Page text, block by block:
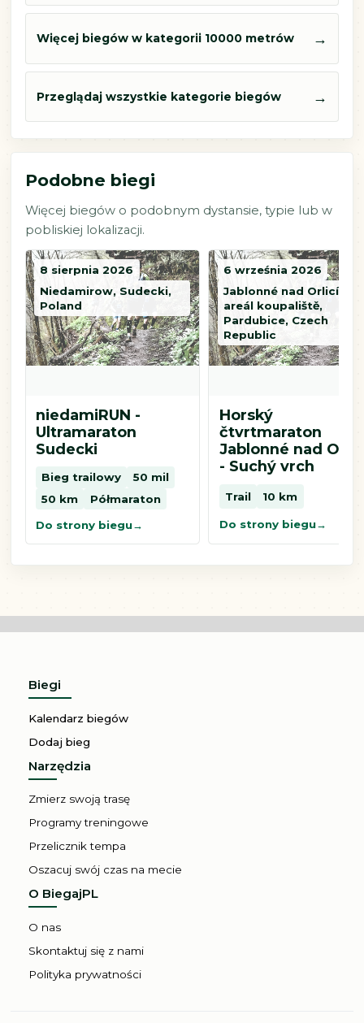
Więcej biegów w kategorii 10000 metrów →
Przeglądaj wszystkie kategorie biegów →
Podobne biegi
Więcej biegów o podobnym dystansie, typie lub w
pobliskiej lokalizacji.
8 sierpnia 2026
Niedamirow, Sudecki,
Poland
niedamiRUN -
Ultramaraton
Sudecki
Bieg trailowy
50 mil
50 km
Półmaraton
Do strony biegu
6 września 2026
Jablonné nad Orlicí,
areál koupaliště,
Pardubice, Czech
Republic
Horský
čtvrtmaraton
Jablonné nad
- Suchý vrch
Trail 10 km
Do strony biegu
Biegi
Kalendarz biegów
Dodaj bieg
Narzędzia
Zmierz swoją trasę
Programy treningowe
Przelicznik tempa
Oszacuj swój czas na mecie
O BiegajPL
O nas
Skontaktuj się z nami
Polityka prywatności